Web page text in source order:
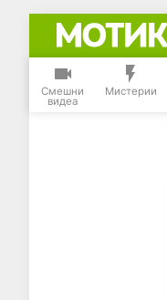
Смешни
видеа
Мистерии